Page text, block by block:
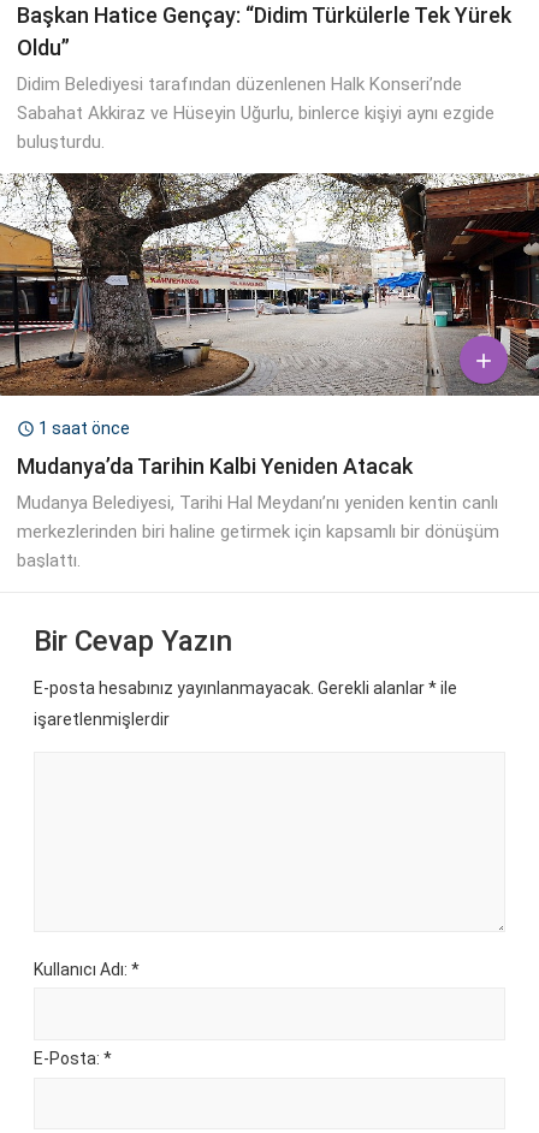
Başkan Hatice Gençay: “Didim Türkülerle Tek Yürek
Oldu”
Didim Belediyesi tarafından düzenlenen Halk Konseri’nde
Sabahat Akkiraz ve Hüseyin Uğurlu, binlerce kişiyi aynı ezgide
buluşturdu.

 1 saat önce
Mudanya’da Tarihin Kalbi Yeniden Atacak
Mudanya Belediyesi, Tarihi Hal Meydanı’nı yeniden kentin canlı
merkezlerinden biri haline getirmek için kapsamlı bir dönüşüm
başlattı.
Bir Cevap Yazın
E-posta hesabınız yayınlanmayacak. Gerekli alanlar*ile
işaretlenmişlerdir
Kullanıcı Adı: *
E-Posta: *